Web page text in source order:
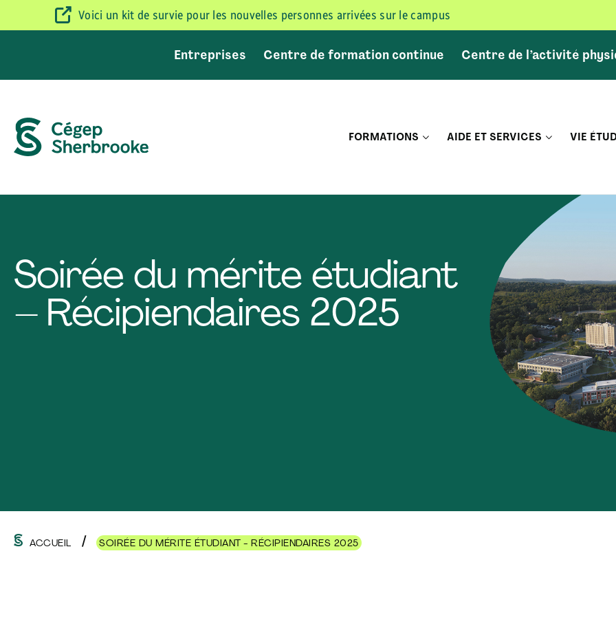
Voici un kit de survie pour les nouvelles personnes arrivées sur le campus
Entreprises Centre de formation continue Centre de l’activité
FORMATIONS AIDE ET SERVICES VIE
Soirée du mérite étudiant
– Récipiendaires 2025
ACCUEIL SOIRÉE DU MÉRITE ÉTUDIANT - RÉCIPIENDAIRES 2025